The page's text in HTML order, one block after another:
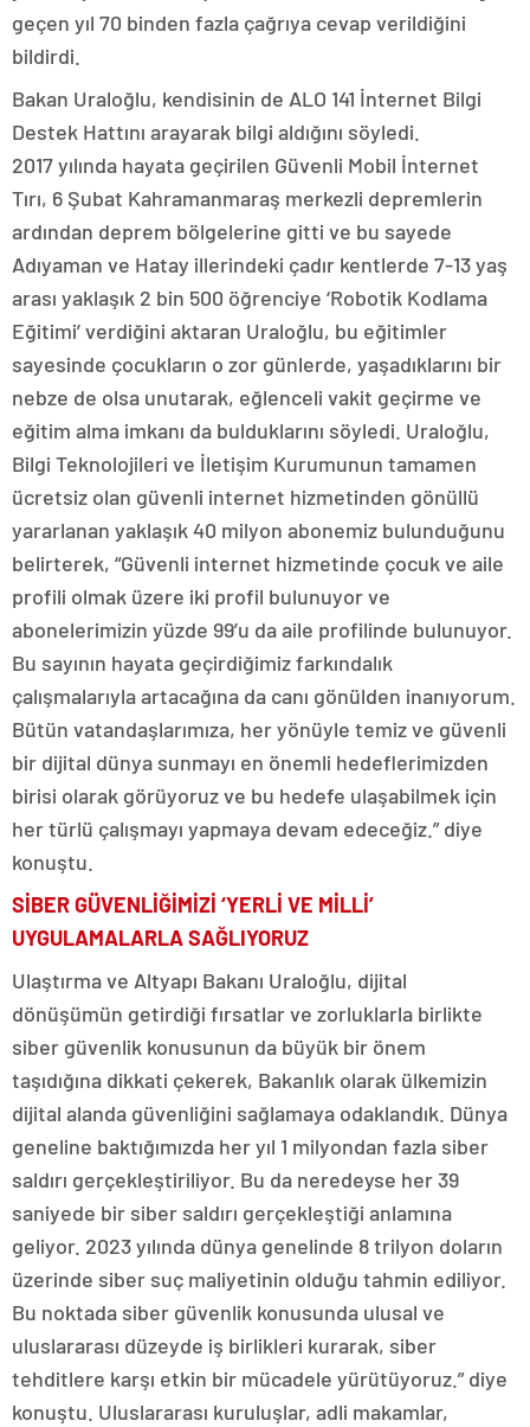
geçen yıl 70 binden fazla çağrıya cevap verildiğini
bildirdi.
Bakan Uraloğlu, kendisinin de ALO 141 İnternet Bilgi
Destek Hattını arayarak bilgi aldığını söyledi.
2017 yılında hayata geçirilen Güvenli Mobil İnternet
Tırı, 6 Şubat Kahramanmaraş merkezli depremlerin
ardından deprem bölgelerine gitti ve bu sayede
Adıyaman ve Hatay illerindeki çadır kentlerde 7-13 yaş
arası yaklaşık 2 bin 500 öğrenciye ‘Robotik Kodlama
Eğitimi’ verdiğini aktaran Uraloğlu, bu eğitimler
sayesinde çocukların o zor günlerde, yaşadıklarını bir
nebze de olsa unutarak, eğlenceli vakit geçirme ve
eğitim alma imkanı da bulduklarını söyledi. Uraloğlu,
Bilgi Teknolojileri ve İletişim Kurumunun tamamen
ücretsiz olan güvenli internet hizmetinden gönüllü
yararlanan yaklaşık 40 milyon abonemiz bulunduğunu
belirterek, “Güvenli internet hizmetinde çocuk ve aile
profili olmak üzere iki profil bulunuyor ve
abonelerimizin yüzde 99’u da aile profilinde bulunuyor.
Bu sayının hayata geçirdiğimiz farkındalık
çalışmalarıyla artacağına da canı gönülden inanıyorum.
Bütün vatandaşlarımıza, her yönüyle temiz ve güvenli
bir dijital dünya sunmayı en önemli hedeflerimizden
birisi olarak görüyoruz ve bu hedefe ulaşabilmek için
her türlü çalışmayı yapmaya devam edeceğiz.” diye
konuştu.
SİBER GÜVENLİĞİMİZİ ‘YERLİ VE MİLLİ’
UYGULAMALARLA SAĞLIYORUZ
Ulaştırma ve Altyapı Bakanı Uraloğlu, dijital
dönüşümün getirdiği fırsatlar ve zorluklarla birlikte
siber güvenlik konusunun da büyük bir önem
taşıdığına dikkati çekerek, Bakanlık olarak ülkemizin
dijital alanda güvenliğini sağlamaya odaklandık. Dünya
geneline baktığımızda her yıl 1 milyondan fazla siber
saldırı gerçekleştiriliyor. Bu da neredeyse her 39
saniyede bir siber saldırı gerçekleştiği anlamına
geliyor. 2023 yılında dünya genelinde 8 trilyon doların
üzerinde siber suç maliyetinin olduğu tahmin ediliyor.
Bu noktada siber güvenlik konusunda ulusal ve
uluslararası düzeyde iş birlikleri kurarak, siber
tehditlere karşı etkin bir mücadele yürütüyoruz.” diye
konuştu. Uluslararası kuruluşlar, adli makamlar,